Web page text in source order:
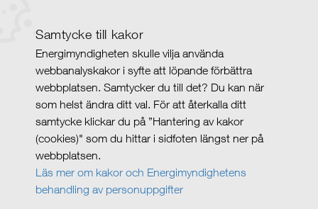
Samtycke till kakor
Energimyndigheten skulle vilja använda
webbanalyskakor i syfte att löpande förbättra
webbplatsen. Samtycker du till det? Du kan när
som helst ändra ditt val. För att återkalla ditt
samtycke klickar du på ”Hantering av kakor
(cookies)" som du hittar i sidfoten längst ner på
webbplatsen.
Läs mer om kakor och Energimyndighetens
behandling av personuppgifter